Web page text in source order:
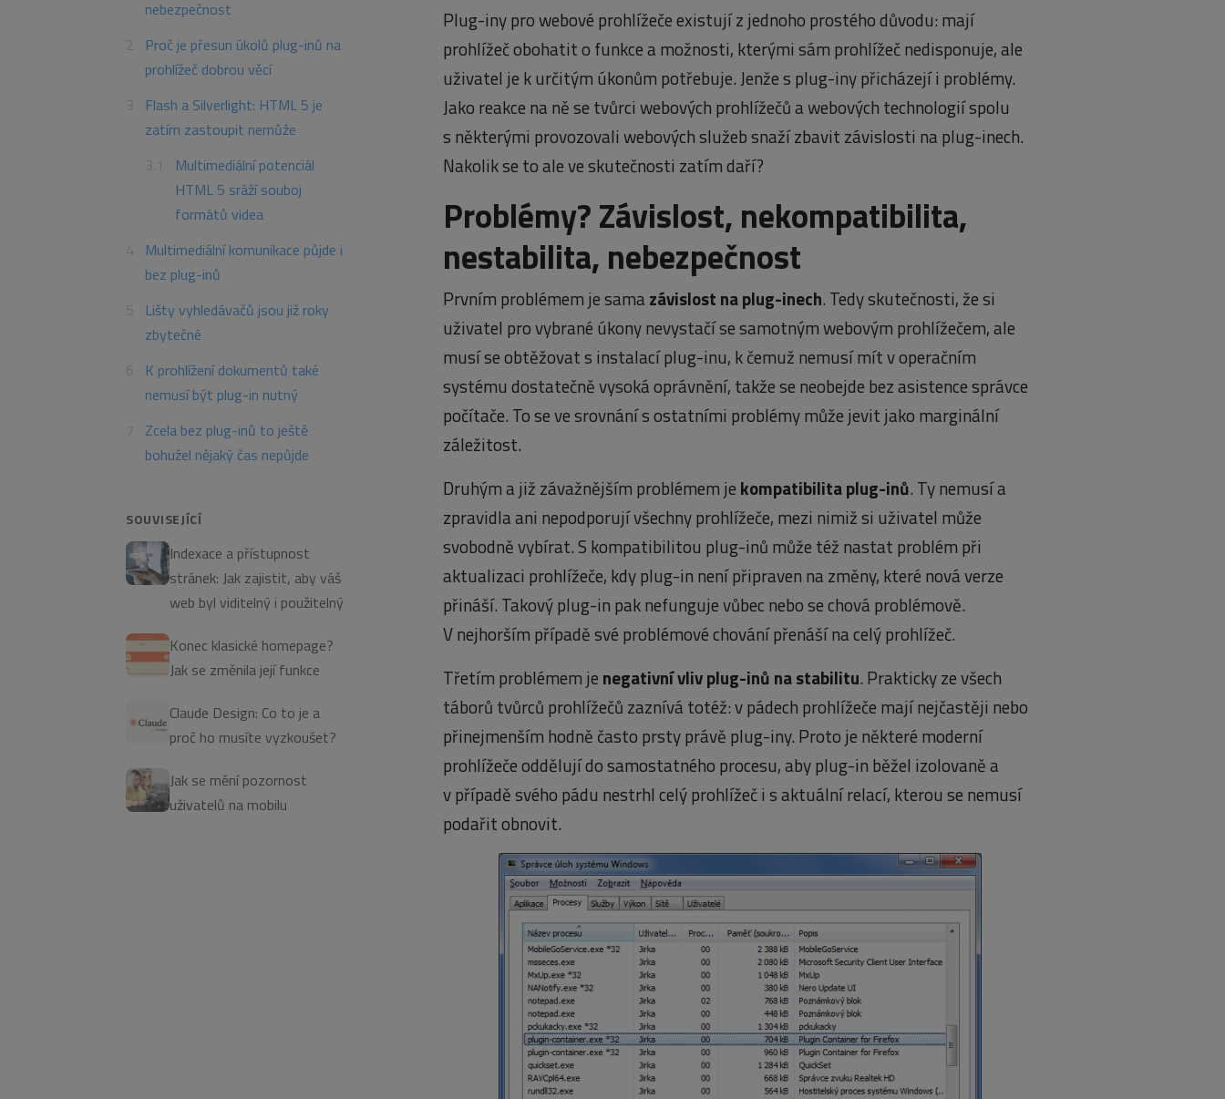
nebezpečnost
Proč je přesun úkolů plug-inů na
prohlížeč dobrou věcí
Flash a Silverlight: HTML 5 je
zatím zastoupit nemůže
Multimediální potenciál
HTML 5 sráží souboj
formátů videa
Multimediální komunikace půjde i
bez plug-inů
Lišty vyhledávačů jsou již roky
zbytečné
K prohlížení dokumentů také
nemusí být plug-in nutný
Zcela bez plug-inů to ještě
bohužel nějaký čas nepůjde
SOUVISEJÍCÍ
Indexace a přístupnost
stránek: Jak zajistit, aby váš
web byl viditelný i použitelný
Konec klasické homepage?
Jak se změnila její funkce
Claude Design: Co to je a
proč ho musíte vyzkoušet?
Jak se mění pozornost
uživatelů na mobilu
Plug-iny pro webové prohlížeče existují z jednoho prostého důvodu: mají
prohlížeč obohatit o funkce a možnosti, kterými sám prohlížeč nedisponuje, ale
uživatel je k určitým úkonům potřebuje. Jenže s plug-iny přicházejí i problémy.
Jako reakce na ně se tvůrci webových prohlížečů a webových technologií spolu
s některými provozovali webových služeb snaží zbavit závislosti na plug-inech.
Nakolik se to ale ve skutečnosti zatím daří?
Problémy? Závislost, nekompatibilita,
nestabilita, nebezpečnost
Prvním problémem je sama závislost na plug-inech. Tedy skutečnosti, že si
uživatel pro vybrané úkony nevystačí se samotným webovým prohlížečem, ale
musí se obtěžovat s instalací plug-inu, k čemuž nemusí mít v operačním
systému dostatečně vysoká oprávnění, takže se neobejde bez asistence správce
počítače. To se ve srovnání s ostatními problémy může jevit jako marginální
záležitost.
Druhým a již závažnějším problémem je kompatibilita plug-inů. Ty nemusí a
zpravidla ani nepodporují všechny prohlížeče, mezi nimiž si uživatel může
svobodně vybírat. S kompatibilitou plug-inů může též nastat problém při
aktualizaci prohlížeče, kdy plug-in není připraven na změny, které nová verze
přináší. Takový plug-in pak nefunguje vůbec nebo se chová problémově.
V nejhorším případě své problémové chování přenáší na celý prohlížeč.
Třetím problémem je negativní vliv plug-inů na stabilitu. Prakticky ze všech
táborů tvůrců prohlížečů zaznívá totéž: v pádech prohlížeče mají nejčastěji nebo
přinejmenším hodně často prsty právě plug-iny. Proto je některé moderní
prohlížeče oddělují do samostatného procesu, aby plug-in běžel izolovaně a
v případě svého pádu nestrhl celý prohlížeč i s aktuální relací, kterou se nemusí
podařit obnovit.